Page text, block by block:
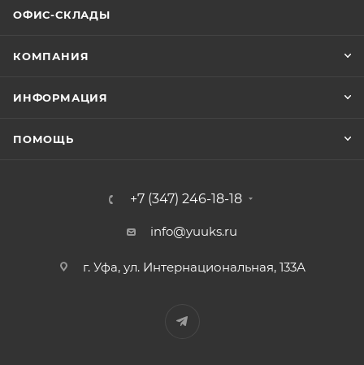
ОФИС-СКЛАДЫ
КОМПАНИЯ
ИНФОРМАЦИЯ
ПОМОЩЬ
+7 (347) 246-18-18
info@yuuks.ru
г. Уфа, ул. Интернациональная, 133А